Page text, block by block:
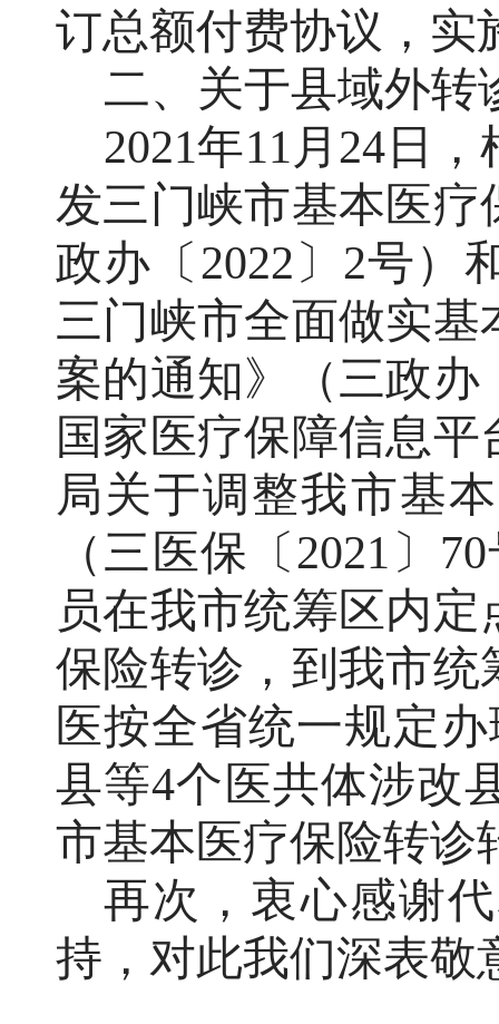
订总额付费协议，实
二、关于县域外转
2021年11 月 24 日
发三门峡市基本医
政办 〔 2022 〕 2号）
三门峡市全面做实
案的通知》（三政办
国家医疗保障信息
局关于调整我市基
（三医保〔 2021 〕 70
员在我市统筹区内
保险转诊，到我市
医按全省统一规定
县等4个医共体涉改
市基本医疗保险转诊
再次， 衷心感谢
持 ，对此我们深表敬